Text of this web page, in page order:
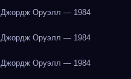
Джордж Оруэлл — 1984
Джордж Оруэлл — 1984
Джордж Оруэлл — 1984